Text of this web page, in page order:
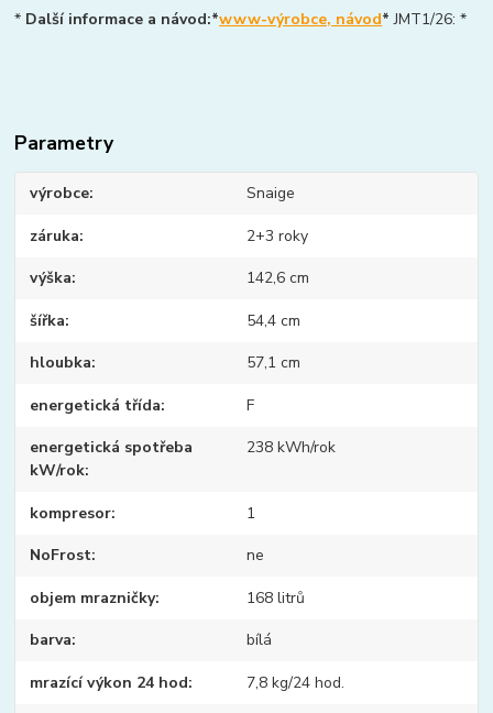
* Další informace a návod:*www-výrobce, návod*JMT1/26: *
Parametry
výrobce Snaige
záruka 2+3 roky
výška 142,6 cm
šířka 54,4 cm
hloubka 57,1 cm
energetická třída F
energetická spotřeba
kW/rok
238 kWh/rok
kompresor 1
NoFrost ne
objem mrazničky 168 litrů
barva bílá
mrazící výkon 24 hod 7,8 kg/24 hod.